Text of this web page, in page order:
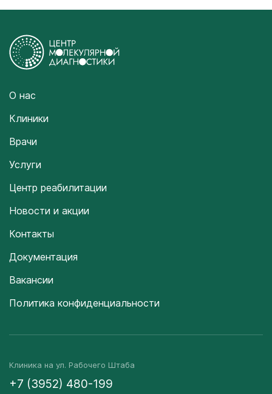
О нас
Клиники
Врачи
Услуги
Центр реабилитации
Новости и акции
Контакты
Документация
Вакансии
Политика конфиденциальности
Клиника на ул. Рабочего Штаба
+7 (3952) 480-199